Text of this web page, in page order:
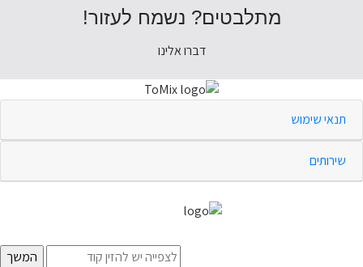
מתלבטים? נשמח לעזור!
דברו אלינו
תנאי שימוש
שירותים